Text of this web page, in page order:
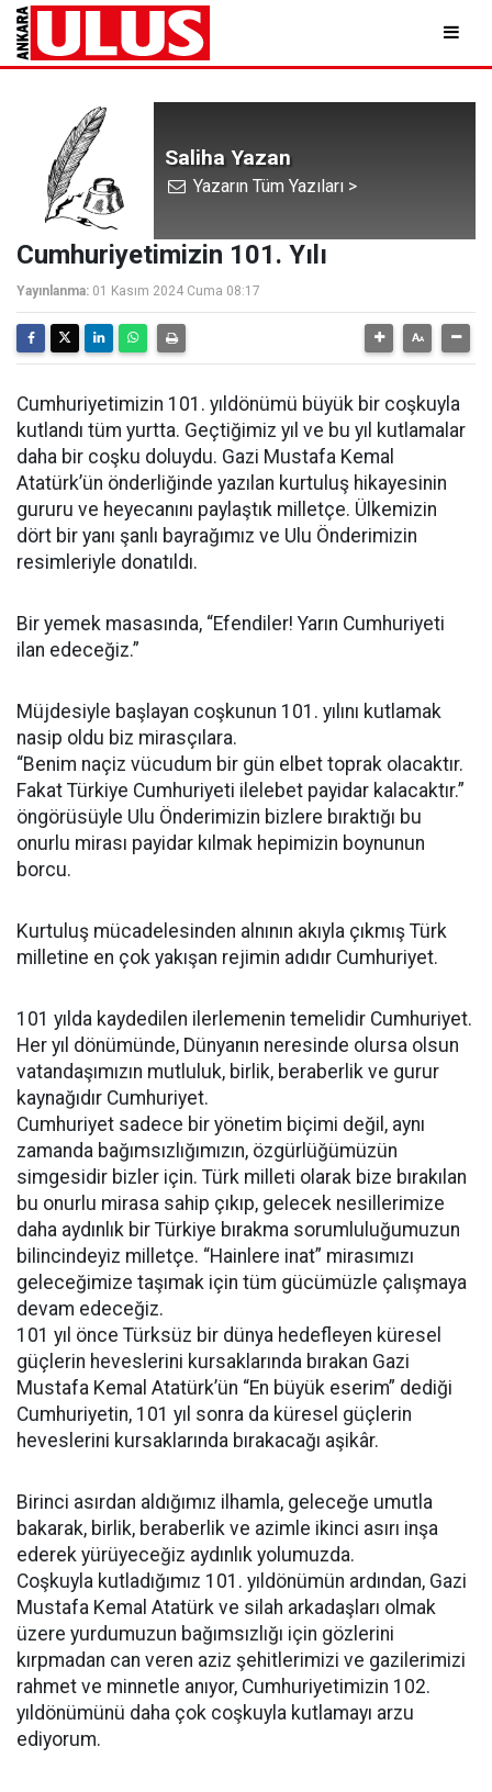
Saliha Yazan
Yazarın Tüm Yazıları >
Cumhuriyetimizin 101. Yılı
Yayınlanma: 01 Kasım 2024 Cuma 08:17
Cumhuriyetimizin 101. yıldönümü büyük bir coşkuyla
kutlandı tüm yurtta. Geçtiğimiz yıl ve bu yıl kutlamalar
daha bir coşku doluydu. Gazi Mustafa Kemal
Atatürk’ün önderliğinde yazılan kurtuluş hikayesinin
gururu ve heyecanını paylaştık milletçe. Ülkemizin
dört bir yanı şanlı bayrağımız ve Ulu Önderimizin
resimleriyle donatıldı.
Bir yemek masasında, “Efendiler! Yarın Cumhuriyeti
ilan edeceğiz.”
Müjdesiyle başlayan coşkunun 101. yılını kutlamak
nasip oldu biz mirasçılara.
“Benim naçiz vücudum bir gün elbet toprak olacaktır.
Fakat Türkiye Cumhuriyeti ilelebet payidar kalacaktır.”
öngörüsüyle Ulu Önderimizin bizlere bıraktığı bu
onurlu mirası payidar kılmak hepimizin boynunun
borcu.
Kurtuluş mücadelesinden alnının akıyla çıkmış Türk
milletine en çok yakışan rejimin adıdır Cumhuriyet.
101 yılda kaydedilen ilerlemenin temelidir Cumhuriyet.
Her yıl dönümünde, Dünyanın neresinde olursa olsun
vatandaşımızın mutluluk, birlik, beraberlik ve gurur
kaynağıdır Cumhuriyet.
Cumhuriyet sadece bir yönetim biçimi değil, aynı
zamanda bağımsızlığımızın, özgürlüğümüzün
simgesidir bizler için. Türk milleti olarak bize bırakılan
bu onurlu mirasa sahip çıkıp, gelecek nesillerimize
daha aydınlık bir Türkiye bırakma sorumluluğumuzun
bilincindeyiz milletçe. “Hainlere inat” mirasımızı
geleceğimize taşımak için tüm gücümüzle çalışmaya
devam edeceğiz.
101 yıl önce Türksüz bir dünya hedefleyen küresel
güçlerin heveslerini kursaklarında bırakan Gazi
Mustafa Kemal Atatürk’ün “En büyük eserim” dediği
Cumhuriyetin, 101 yıl sonra da küresel güçlerin
heveslerini kursaklarında bırakacağı aşikâr.
Birinci asırdan aldığımız ilhamla, geleceğe umutla
bakarak, birlik, beraberlik ve azimle ikinci asırı inşa
ederek yürüyeceğiz aydınlık yolumuzda.
Coşkuyla kutladığımız 101. yıldönümün ardından, Gazi
Mustafa Kemal Atatürk ve silah arkadaşları olmak
üzere yurdumuzun bağımsızlığı için gözlerini
kırpmadan can veren aziz şehitlerimizi ve gazilerimizi
rahmet ve minnetle anıyor, Cumhuriyetimizin 102.
yıldönümünü daha çok coşkuyla kutlamayı arzu
ediyorum.